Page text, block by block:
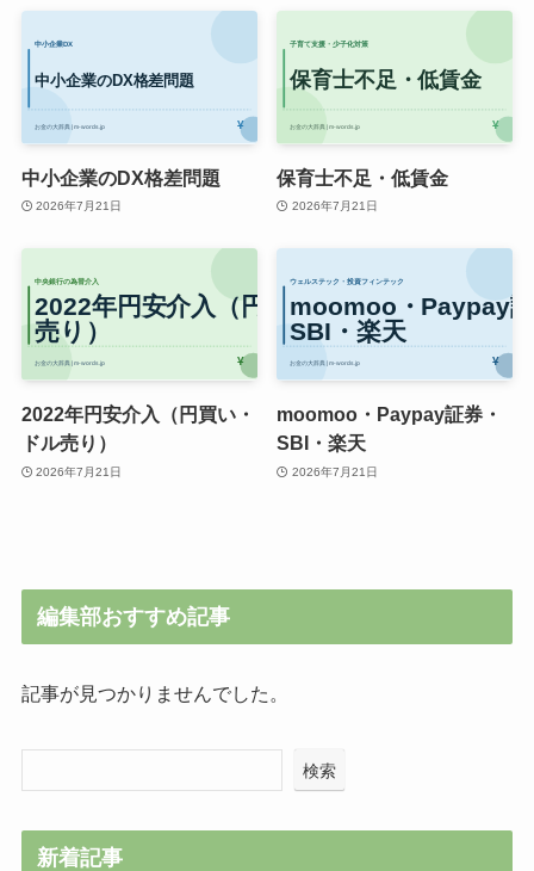
中小企業のDX格差問題
2026年7月21日
保育士不足・低賃金
2026年7月21日
2022年円安介入（円買い・
ドル売り）
2026年7月21日
moomoo・Paypay証券・
SBI・楽天
2026年7月21日
編集部おすすめ記事
記事が見つかりませんでした。
検索
新着記事